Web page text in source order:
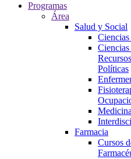
Programas
Área
Salud y Social
Políticas
Farmacia
Cursos